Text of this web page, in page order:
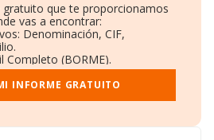
que te proporcionamos
vas a encontrar:
Denominación, CIF,
(BORME).
Ventas y Empleados.
y Administradores.
INFORME GRATUITO